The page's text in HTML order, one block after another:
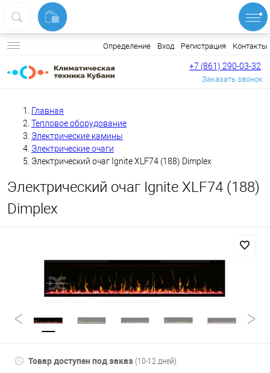
Определение Вход Регистрация Контакты
+7 (861) 290-03-32
Заказать звонок
Главная
Тепловое оборудование
Электрические камины
Электрические очаги
Электрический очаг Ignite XLF74 (188) Dimplex
Электрический очаг Ignite XLF74 (188)
Dimplex
Товар доступен под заказ (10-12 дней)